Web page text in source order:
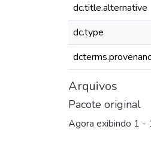
dc.title.alternative
dc.type
Arquivos
Pacote original
Agora exibindo 1 -